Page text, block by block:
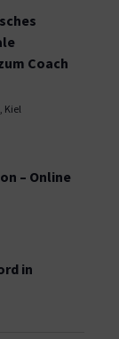
Coach
Kiel
– Online
in